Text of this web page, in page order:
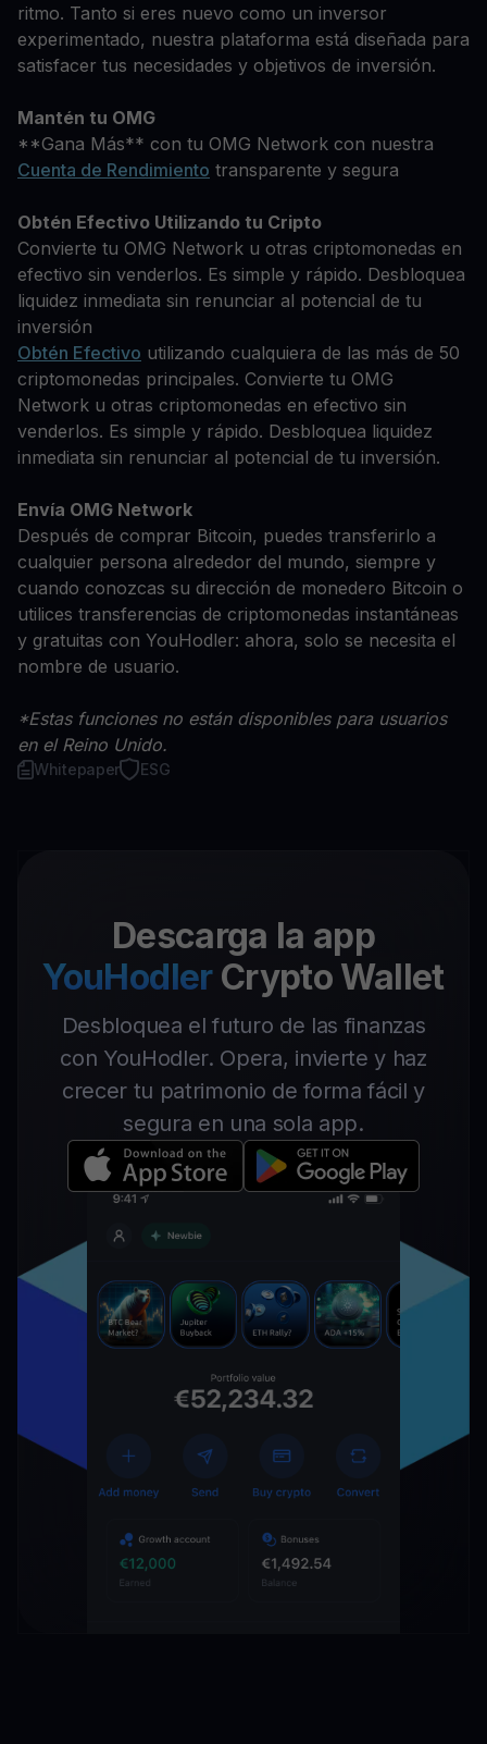
ritmo. Tanto si eres nuevo como un inversor
experimentado, nuestra plataforma está diseñada para
satisfacer tus necesidades y objetivos de inversión.
Mantén tu OMG
**Gana Más** con tu OMG Network con nuestra
Cuenta de Rendimiento transparente y segura
Obtén Efectivo Utilizando tu Cripto
Convierte tu OMG Network u otras criptomonedas en
efectivo sin venderlos. Es simple y rápido. Desbloquea
liquidez inmediata sin renunciar al potencial de tu
inversión
Obtén Efectivo utilizando cualquiera de las más de 50
criptomonedas principales. Convierte tu OMG
Network u otras criptomonedas en efectivo sin
venderlos. Es simple y rápido. Desbloquea liquidez
inmediata sin renunciar al potencial de tu inversión.
Envía OMG Network
Después de comprar Bitcoin, puedes transferirlo a
cualquier persona alrededor del mundo, siempre y
cuando conozcas su dirección de monedero Bitcoin o
utilices transferencias de criptomonedas instantáneas
y gratuitas con YouHodler: ahora, solo se necesita el
nombre de usuario.
*Estas funciones no están disponibles para usuarios
en el Reino Unido.
Whitepaper ESG
Descarga la app
YouHodler Crypto Wallet
Desbloquea el futuro de las finanzas
con YouHodler. Opera, invierte y haz
crecer tu patrimonio de forma fácil y
segura en una sola app.